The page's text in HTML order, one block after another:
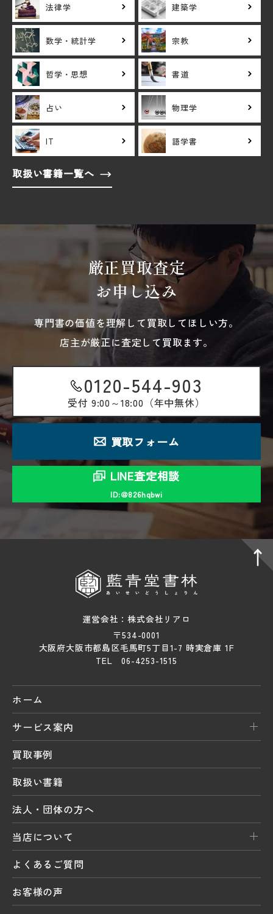
法律学 建築学
数学・統計学 宗教
哲学・思想 書道
占い 物理学
IT 語学書
取扱い書籍一覧へ
厳正買取査定
お申し込み
専門書の価値を理解して買取してほしい方。
店主が厳正に査定して買取ます。
0120-544-903
受付 9:00～18:00（年中無休）
買取フォーム
LINE査定相談
ID:＠826hqbwi
運営会社：株式会社リアロ
〒534-0001
大阪府大阪市都島区毛馬町5丁目1-7 時実倉庫 1F
TEL 06-4253-1515
ホーム
サービス案内
買取事例
取扱い書籍
法人・団体の方へ
当店について
よくあるご質問
お客様の声